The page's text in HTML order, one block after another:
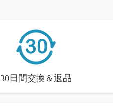
30日間交換＆返品